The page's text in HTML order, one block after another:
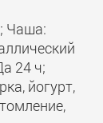
Чаша:
24 ч;
йогурт,